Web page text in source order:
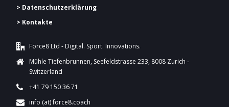
> Datenschutzerklärung
> Kontakte
Force8 Ltd - Digital. Sport. Innovations.
Mühle Tiefenbrunnen, Seefeldstrasse 233, 8008 Zurich -
Switzerland
+41 79 150 36 71
info (at) force8.coach